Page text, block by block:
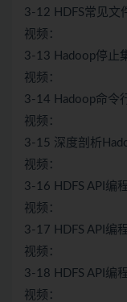
3-12 HDFS常见文
视频：
3-13 Hadoop停止
视频：
3-14 Hadoop命令
视频：
3-15 深度剖析
视频：
3-16 HDFS API编
视频：
3-17 HDFS API编
视频：
3-18 HDFS API编
视频：